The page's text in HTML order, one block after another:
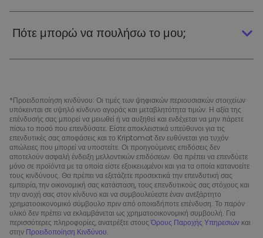
Πότε μπορώ να πουλήσω το μου;
*Προειδοποίηση κινδύνου: Οι τιμές των ψηφιακών περιουσιακών στοιχείων
υπόκεινται σε υψηλό κίνδυνο αγοράς και μεταβλητότητα τιμών. Η αξία της
επένδυσής σας μπορεί να μειωθεί ή να αυξηθεί και ενδέχεται να μην πάρετε
πίσω το ποσό που επενδύσατε. Είστε αποκλειστικά υπεύθυνοι για τις
επενδυτικές σας αποφάσεις και το Kriptomat δεν ευθύνεται για τυχόν
απώλειες που μπορεί να υποστείτε. Οι προηγούμενες επιδόσεις δεν
αποτελούν ασφαλή ένδειξη μελλοντικών επιδόσεων. Θα πρέπει να επενδύετε
μόνο σε προϊόντα με τα οποία είστε εξοικειωμένοι και για τα οποία κατανοείτε
τους κινδύνους. Θα πρέπει να εξετάζετε προσεκτικά την επενδυτική σας
εμπειρία, την οικονομική σας κατάσταση, τους επενδυτικούς σας στόχους και
την ανοχή σας στον κίνδυνο και να συμβουλεύεστε έναν ανεξάρτητο
χρηματοοικονομικό σύμβουλο πριν από οποιαδήποτε επένδυση. Το παρόν
υλικό δεν πρέπει να εκλαμβάνεται ως χρηματοοικονομική συμβουλή. Για
περισσότερες πληροφορίες, ανατρέξτε στουςΌρους Παροχής Υπηρεσιών και
στην Προειδοποίηση Κινδύνου.